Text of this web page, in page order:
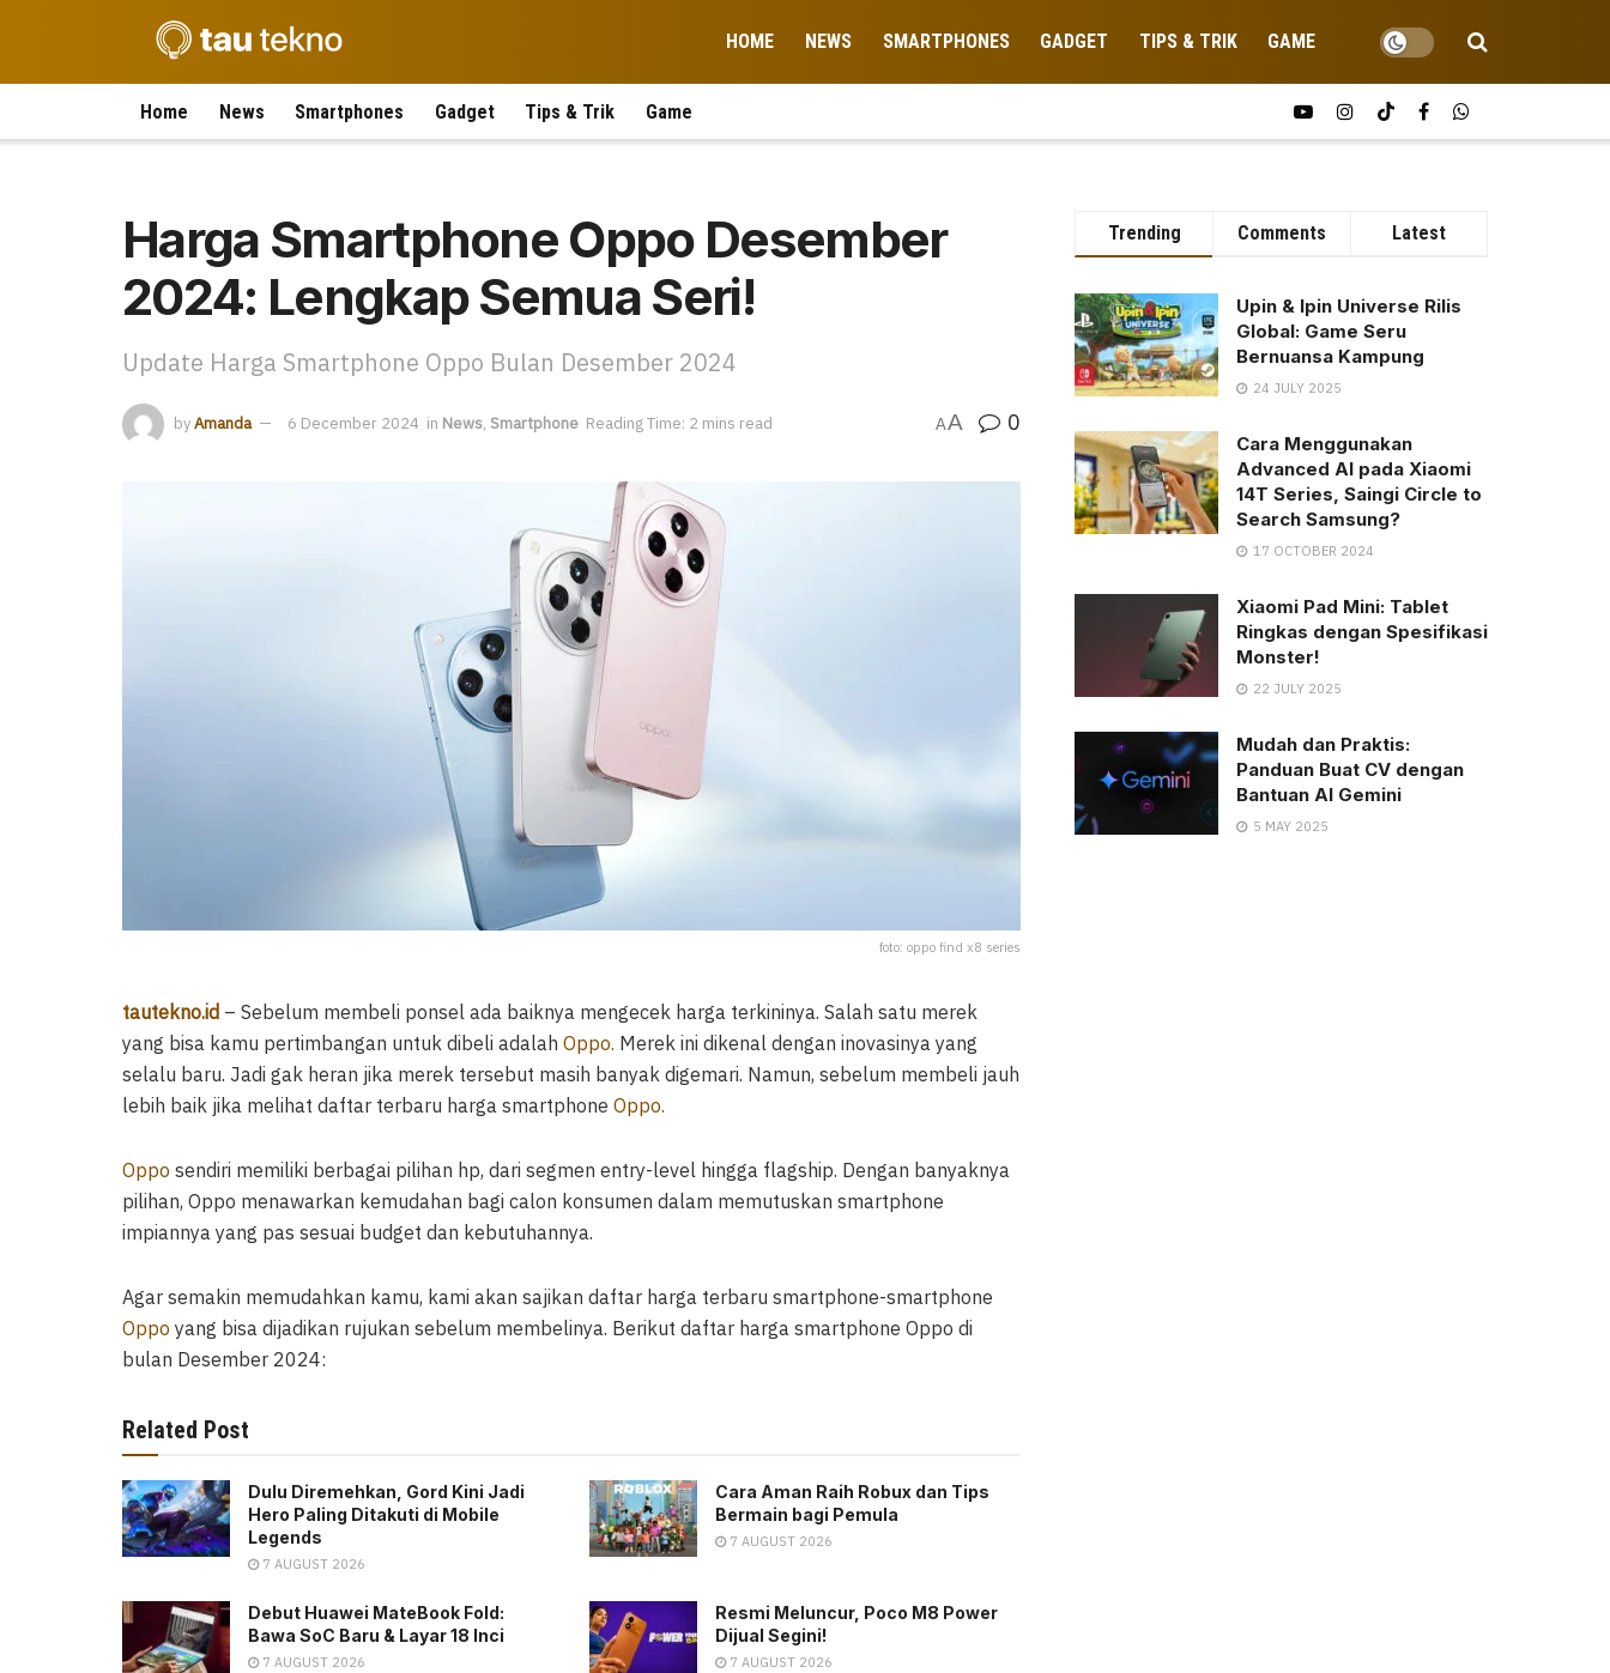
HOME NEWS SMARTPHONES GADGET TIPS & TRIK GAME
Home News Smartphones Gadget Tips & Trik Game
Harga Smartphone Oppo Desember
2024: Lengkap Semua Seri!
Update Harga Smartphone Oppo Bulan Desember 2024
byAmanda 6 December 2024 in News, Smartphone Reading Time: 2 mins read AA 0
foto: oppo find x8 series
tautekno.id – Sebelum membeli ponsel ada baiknya mengecek harga terkininya. Salah satu merek
yang bisa kamu pertimbangan untuk dibeli adalah Oppo. Merek ini dikenal dengan inovasinya yang
selalu baru. Jadi gak heran jika merek tersebut masih banyak digemari. Namun, sebelum membeli jauh
lebih baik jika melihat daftar terbaru harga smartphone Oppo.
Oppo sendiri memiliki berbagai pilihan hp, dari segmen entry-level hingga flagship. Dengan banyaknya
pilihan, Oppo menawarkan kemudahan bagi calon konsumen dalam memutuskan smartphone
impiannya yang pas sesuai budget dan kebutuhannya.
Agar semakin memudahkan kamu, kami akan sajikan daftar harga terbaru smartphone-smartphone
Oppo yang bisa dijadikan rujukan sebelum membelinya. Berikut daftar harga smartphone Oppo di
bulan Desember 2024:
Related Post
Dulu Diremehkan, Gord Kini Jadi
Hero Paling Ditakuti di Mobile
Legends
7 AUGUST 2026
Cara Aman Raih Robux dan Tips
Bermain bagi Pemula
7 AUGUST 2026
Debut Huawei MateBook Fold:
Bawa SoC Baru & Layar 18 Inci
7 AUGUST 2026
Resmi Meluncur, Poco M8 Power
Dijual Segini!
7 AUGUST 2026
Trending Comments Latest
Upin & Ipin Universe Rilis
Global: Game Seru
Bernuansa Kampung
24 JULY 2025
Cara Menggunakan
Advanced AI pada Xiaomi
14T Series, Saingi Circle to
Search Samsung?
17 OCTOBER 2024
Xiaomi Pad Mini: Tablet
Ringkas dengan Spesifikasi
Monster!
22 JULY 2025
Mudah dan Praktis:
Panduan Buat CV dengan
Bantuan AI Gemini
5 MAY 2025